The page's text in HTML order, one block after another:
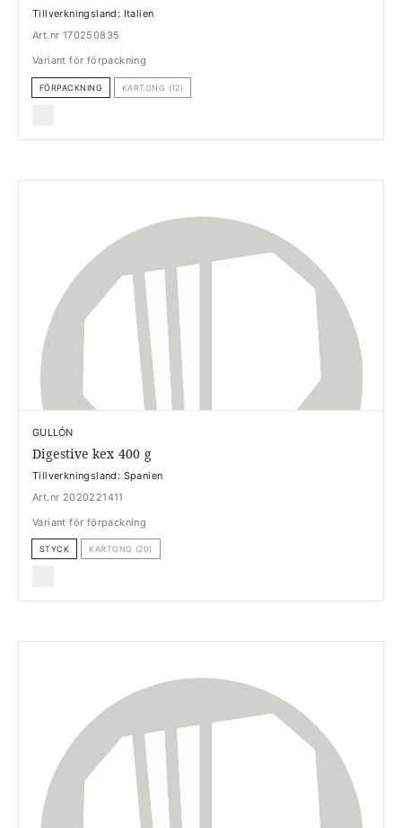
Tillverkningsland: Italien
Art.nr 170250835
Variant för förpackning
FÖRPACKNING KARTONG (12)
GULLÓN
Digestive kex 400 g
Tillverkningsland: Spanien
Art.nr 2020221411
Variant för förpackning
STYCK KARTONG (20)